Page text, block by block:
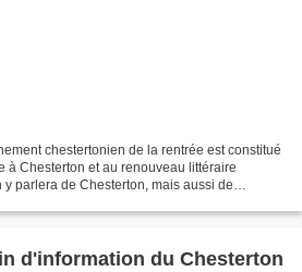
chestertonien de la rentrée est constitué
à Chesterton et au renouveau littéraire
parlera de Chesterton, mais aussi de
d'information du Chesterton